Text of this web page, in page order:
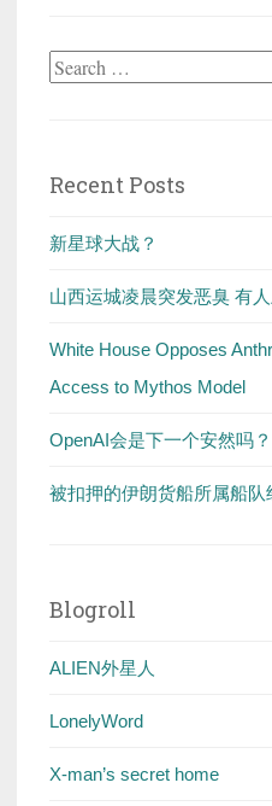
Search
Recent Posts
新星球大战？
山西运城凌晨突发恶臭 有
White House Opposes
Access to Mythos Model
OpenAI会是下一个安然吗？
被扣押的伊朗货船所属船队
Blogroll
ALIEN外星人
LonelyWord
X-man’s secret home